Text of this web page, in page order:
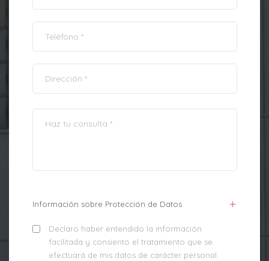
Información sobre Protección de Datos
Declaro haber entendido la información
facilitada y consiento el tratamiento que se
efectuará de mis datos de carácter personal.